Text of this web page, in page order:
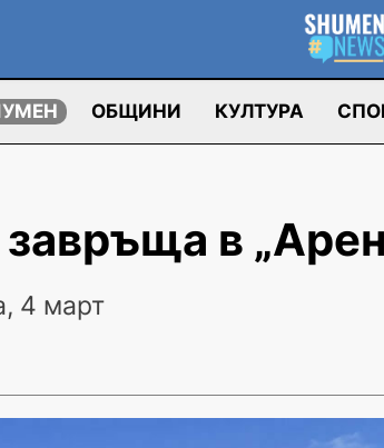
ОБЩИНИ КУЛТУРА
завръща в
4 март